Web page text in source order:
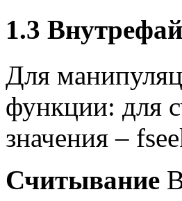
1.3
Для
функции: для
значения –
Считывание